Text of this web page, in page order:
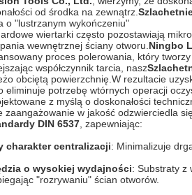
od środka na zewnątrz.
o "lustrzanym wykończeniu"
wiertarki często pozostawiają
wewnętrznej ściany otworu. Ningbo
proces polerowania, który
współczynnik tarcia, nasz
obciętą powierzchnię.W rezultacie
eliminuje potrzebę wtórnych operacji
z myślą o doskonałości
zaangażowanie w jakość odzwierciedla
DIN 6537 , zapewniając:
charakter centralizacji: Minimalizuje
o wysokiej wydajności: Substraty z
"rozrywaniu" ścian otworów.